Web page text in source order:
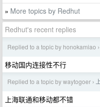
» More topics by Redhut
Redhut's recent replies
Replied to a topic by honokamiao ›
移动国内连接性不行
Replied to a topic by waytogoer ›
上海联通和移动都不错